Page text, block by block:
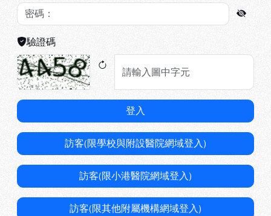
驗證碼
登入
訪客(限學校與附設醫院網域登入)
訪客(限小港醫院網域登入)
訪客(限其他附屬機構網域登入)